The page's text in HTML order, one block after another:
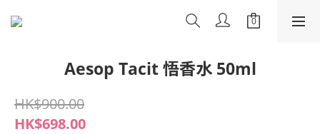
Aesop Tacit 悟香水 50ml
HK$900.00
HK$698.00